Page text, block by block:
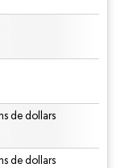
de dollars
de dollars